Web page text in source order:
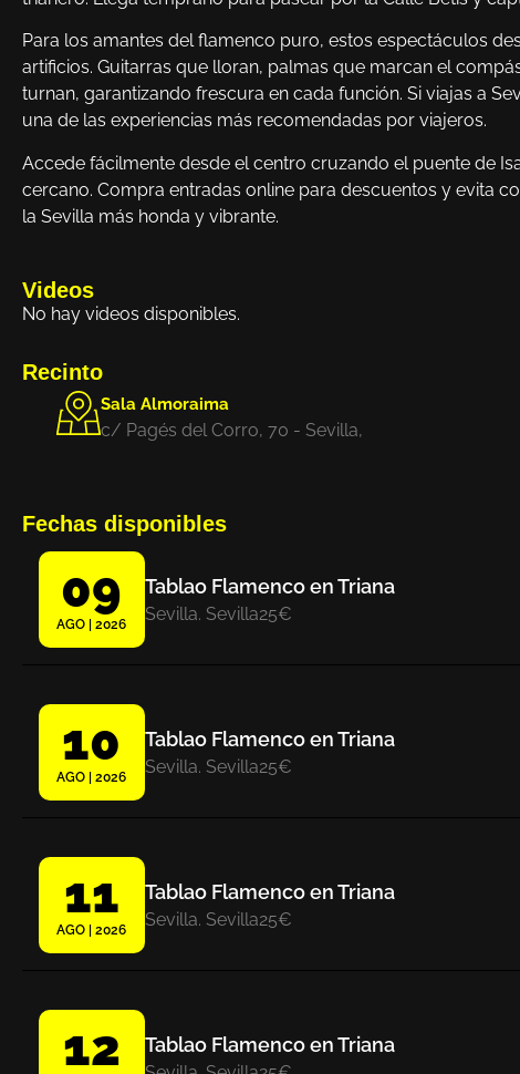
Para los amantes del flamenco puro, estos espectáculos
artificios. Guitarras que lloran, palmas que marcan el
turnan, garantizando frescura en cada función. Si viajas a
una de las experiencias más recomendadas por viajeros.
Accede fácilmente desde el centro cruzando el puente de
cercano. Compra entradas online para descuentos y evita
la Sevilla más honda y vibrante.
Videos
No hay videos disponibles.
Recinto
Sala Almoraima
c/ Pagés del Corro, 70 - Sevilla,
Fechas disponibles
09
AGO | 2026
Tablao Flamenco en Triana
Sevilla. Sevilla25€
10
AGO | 2026
Tablao Flamenco en Triana
Sevilla. Sevilla25€
11
AGO | 2026
Tablao Flamenco en Triana
Sevilla. Sevilla25€
12 Tablao Flamenco en Triana